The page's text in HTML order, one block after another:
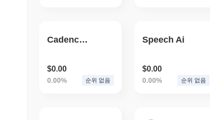
Cadence Studios
$0.00
0.00% 순위 없음
Speech Ai
$0.00
0.00% 순위 없음